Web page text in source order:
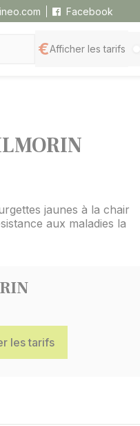
Facebook
Afficher les tarifs
jaunes à la chair
aux maladies la
les tarifs